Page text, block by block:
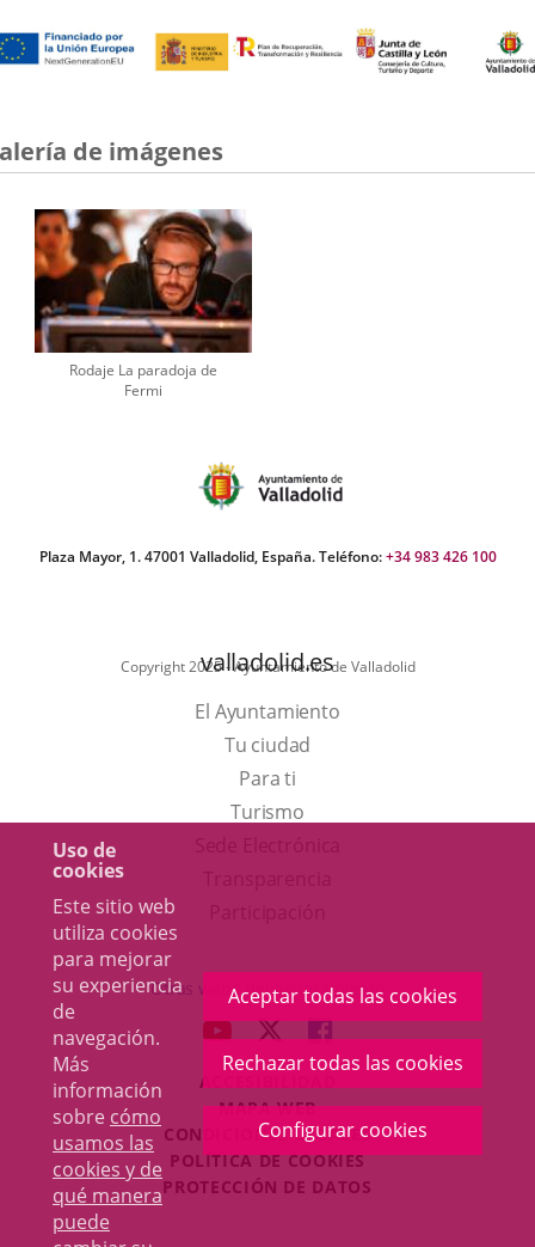
Uso de
cookies
Este sitio web
utiliza cookies
para mejorar
su experiencia
de
navegación.
Más
información
sobre cómo
usamos las
cookies y de
qué manera
puede
Aceptar todas las cookies
Rechazar todas las cookies
Configurar cookies
de imágenes
Rodaje La paradoja de
Fermi
Plaza Mayor, 1. 47001 Valladolid, España. Teléfono:+34 983 426 100
Copyright 2025 - Ayuntamiento de Valladolid
valladolid.es
El Ayuntamiento
Tu ciudad
Para ti
TurismoEste
una
ventana
nueva.
externa.
Otras webs del Ayuntamiento
ENLACE
A
UNA
APLICACIÓN
EXTERNA.
ENLACE
A
UNA
APLICACIÓN
EXTERNA.
ENLACE
A
UNA
APLICACIÓN
EXTERNA.
ACCESIBILIDAD
MAPA WEB
CONDICIONES LEGALES
POLÍTICA DE COOKIES
PROTECCIÓN DE DATOS